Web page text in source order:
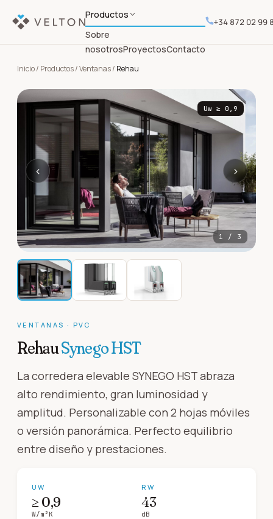
Productos
Sobre
nosotrosProyectosContacto
+34 872 02 99
Inicio/ Productos/Ventanas/ Rehau
‹ ›
1 / 3
Uw ≥ 0,9
VENTANAS · PVC
RehauSynego HST
La corredera elevable SYNEGO HST abraza
alto rendimiento, gran luminosidad y
amplitud. Personalizable con 2 hojas móviles
o versión panorámica. Perfecto equilibrio
entre diseño y prestaciones.
UW
≥ 0,9
W/m²K
RW
43
dB